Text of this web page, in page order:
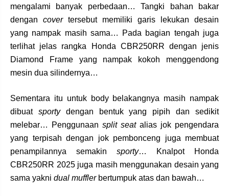
mengalami banyak perbedaan… Tangki bahan bakar
dengan covertersebut memiliki garis lekukan desain
yang nampak masih sama… Pada bagian tengah juga
terlihat jelas rangka Honda CBR250RR dengan jenis
Diamond Frame yang nampak kokoh menggendong
mesin dua silindernya…
Sementara itu untuk body belakangnya masih nampak
dibuat sportydengan bentuk yang pipih dan sedikit
melebar… Penggunaan split seatalias jok pengendara
yang terpisah dengan jok pembonceng juga membuat
penampilannya semakin sporty… Knalpot Honda
CBR250RR 2025 juga masih menggunakan desain yang
sama yakni dual mufflerbertumpuk atas dan bawah…